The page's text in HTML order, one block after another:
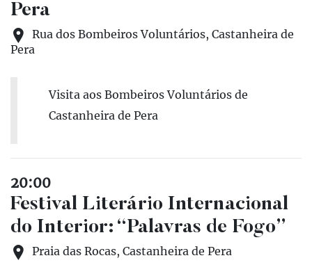
Pera
Rua dos Bombeiros Voluntários, Castanheira de
Pera
Visita aos Bombeiros Voluntários de
Castanheira de Pera
20:00
Festival Literário Internacional
do Interior: “Palavras de Fogo”
Praia das Rocas, Castanheira de Pera